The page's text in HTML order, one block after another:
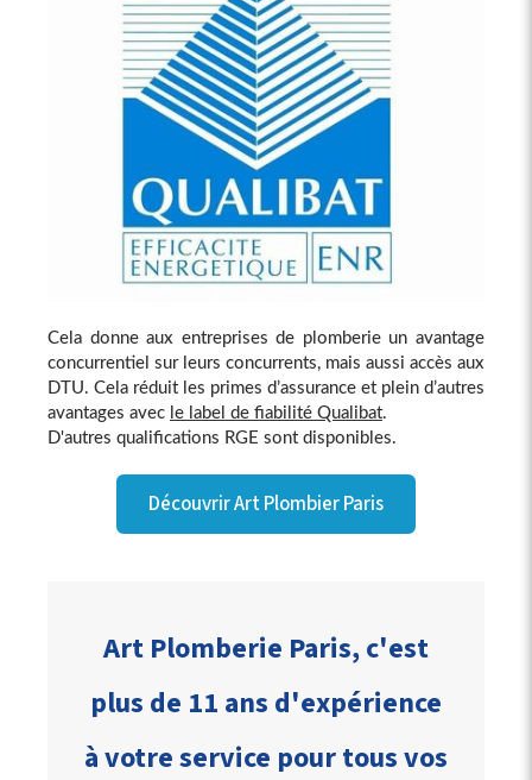
Cela donne aux entreprises de plomberie un avantage
concurrentiel sur leurs concurrents, mais aussi accès aux
DTU. Cela réduit les primes d’assurance et plein d’autres
avantages avec le label de fiabilité Qualibat.
D'autres qualifications RGE sont disponibles.
Découvrir Art Plombier Paris
Art Plomberie Paris, c'est
plus de 11 ans d'expérience
à votre service pour tous vos